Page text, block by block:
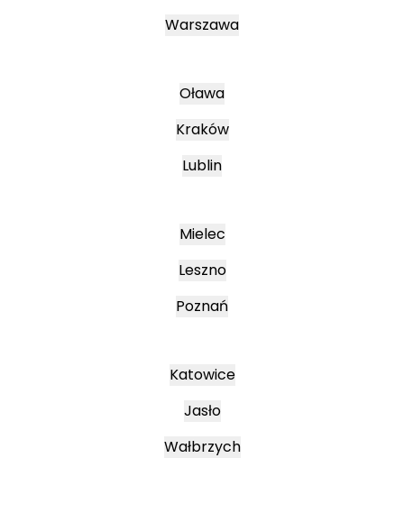
Warszawa
Oława
Kraków
Lublin
Mielec
Leszno
Poznań
Katowice
Jasło
Wałbrzych